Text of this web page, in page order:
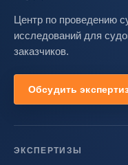
Центр по проведению
исследований для
заказчиков.
Обсудить
ЭКСПЕРТИЗЫ